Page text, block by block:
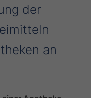
der
an